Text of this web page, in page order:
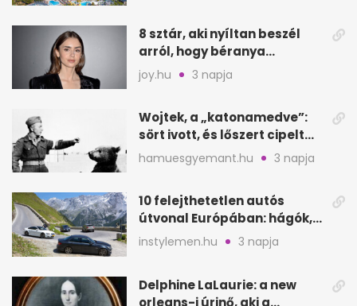
8 sztár, aki nyíltan beszél
arról, hogy béranya
segítette a családalapítást
joy.hu 3 napja
Wojtek, a „katonamedve”:
sört ivott, és lőszert cipelt
Monte Cassinónál
hamuesgyemant.hu 3 napja
10 felejthetetlen autós
útvonal Európában: hágók,
partok, fjordok
instylemen.hu 3 napja
Delphine LaLaurie: a new
orleans-i úrinő, aki a